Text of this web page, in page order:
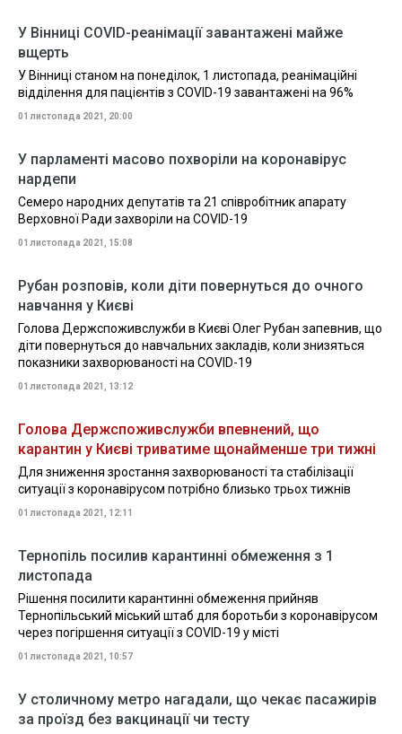
У Вінниці COVID-реанімації завантажені майже
вщерть
У Вінниці станом на понеділок, 1 листопада, реанімаційні
відділення для пацієнтів з COVID-19 завантажені на 96%
01 листопада 2021, 20:00
У парламенті масово похворіли на коронавірус
нардепи
Семеро народних депутатів та 21 співробітник апарату
Верховної Ради захворіли на COVID-19
01 листопада 2021, 15:08
Рубан розповів, коли діти повернуться до очного
навчання у Києві
Голова Держспоживслужби в Києві Олег Рубан запевнив, що
діти повернуться до навчальних закладів, коли знизяться
показники захворюваності на COVID-19
01 листопада 2021, 13:12
Голова Держспоживслужби впевнений, що
карантин у Києві триватиме щонайменше три тижні
Для зниження зростання захворюваності та стабілізації
ситуації з коронавірусом потрібно близько трьох тижнів
01 листопада 2021, 12:11
Тернопіль посилив карантинні обмеження з 1
листопада
Рішення посилити карантинні обмеження прийняв
Тернопільський міський штаб для боротьби з коронавірусом
через погіршення ситуації з COVID-19 у місті
01 листопада 2021, 10:57
У столичному метро нагадали, що чекає пасажирів
за проїзд без вакцинації чи тесту